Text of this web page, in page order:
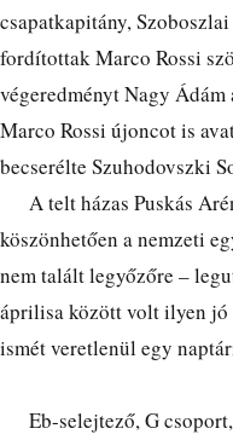
csapatkapitány,
fordítottak Marco Rossi
végeredményt Nagy
Marco Rossi újoncot is
becserélte Szuhodovszki
A telt házas Puskás
köszönhetően a nemzeti
nem talált legyőzőre –
áprilisa között volt ilyen jó
ismét veretlenül egy
Eb-selejtező, G